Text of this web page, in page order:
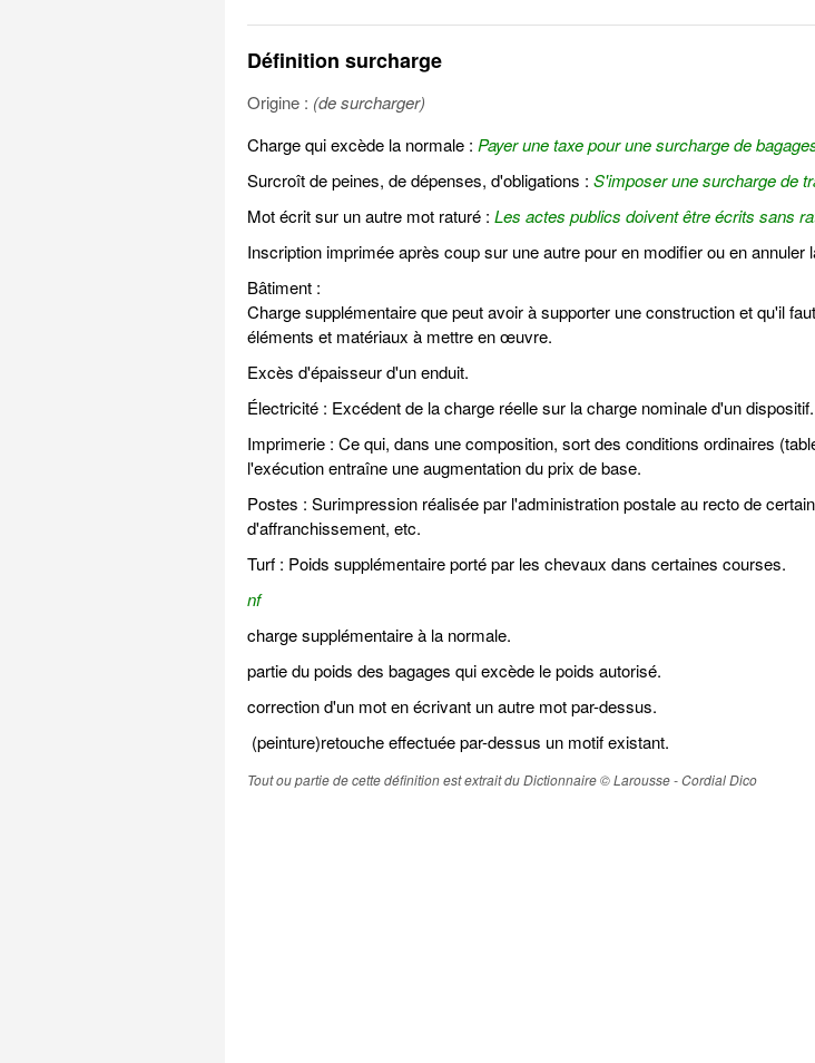
Définition surcharge
Origine : (de surcharger)
Charge qui excède la normale : Payer une taxe pour une surcharge de
Surcroît de peines, de dépenses, d'obligations : S'imposer une surcharge de
Mot écrit sur un autre mot raturé : Les actes publics doivent être écrits sans
Inscription imprimée après coup sur une autre pour en modifier ou en annuler
Bâtiment :
Charge supplémentaire que peut avoir à supporter une construction et qu'il
éléments et matériaux à mettre en œuvre.
Excès d'épaisseur d'un enduit.
Électricité : Excédent de la charge réelle sur la charge nominale d'un dispositif.
Imprimerie : Ce qui, dans une composition, sort des conditions ordinaires
l'exécution entraîne une augmentation du prix de base.
Postes : Surimpression réalisée par l'administration postale au recto de
d'affranchissement, etc.
Turf : Poids supplémentaire porté par les chevaux dans certaines courses.
nf
charge supplémentaire à la normale.
partie du poids des bagages qui excède le poids autorisé.
correction d'un mot en écrivant un autre mot par-dessus.
(peinture)retouche effectuée par-dessus un motif existant.
Tout ou partie de cette définition est extrait du Dictionnaire © Larousse - Cordial Dico